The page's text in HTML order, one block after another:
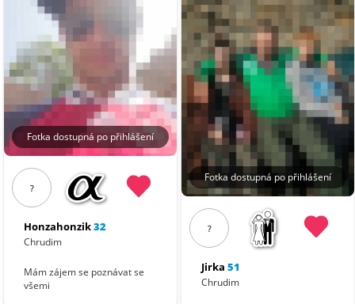
Fotka dostupná po přihlášení
?
Honzahonzik32
Chrudim
Mám zájem se poznávat se
všemi
Fotka dostupná po přihlášení
?
Jirka 51
Chrudim